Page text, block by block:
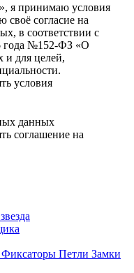
я принимаю условия
своё согласие на
в соответствии с
года №152-ФЗ «О
и для целей,
условия
данных
соглашение на
Фиксаторы Петли Замки